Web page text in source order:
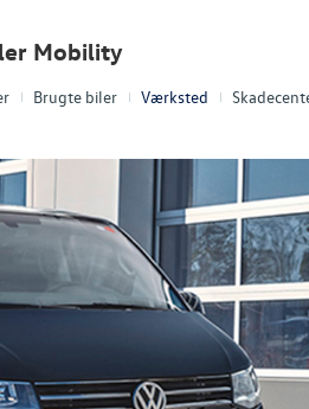
Brugte biler Værksted
Mobility